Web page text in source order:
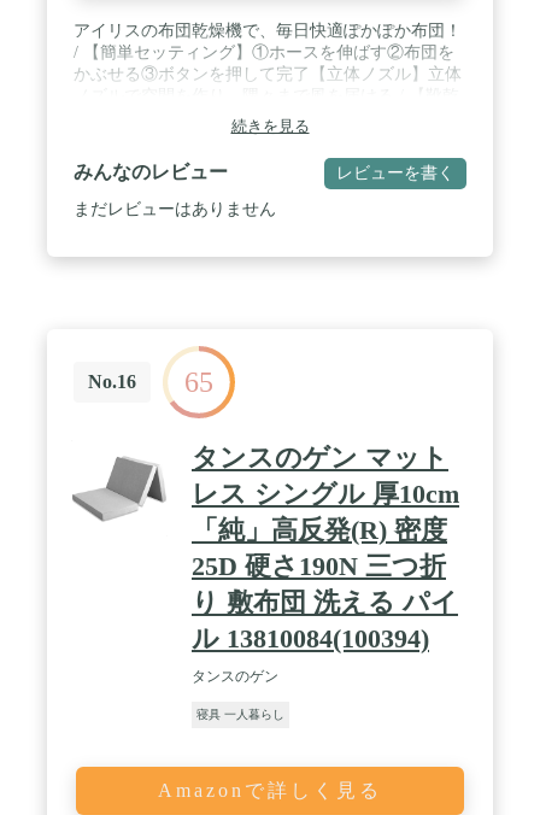
アイリスの布団乾燥機で、毎日快適ぽかぽか布団！
/ 【簡単セッティング】①ホースを伸ばす②布団を
かぶせる③ボタンを押して完了【立体ノズル】立体
燥】付属のアタッチメントで靴一足を一気に乾燥！
※革・合皮・ビニールの靴は「送風」にしてくださ
い。 / 【自動乾燥モード4種】①あたためモード：
冷えた布団を短時間であたため。寝る前の使用がお
すすめです。②冬モード:あったか温風仕上げ。布団
す。 / 【加熱されすぎない3種の安全装置】①温度
センサー：温度を測定してデータを提供する機能。
②サーモスタット：設定温度より高くなりすぎると
電源をカットする機能。③温度ヒューズ：発熱を感
知して保護する機能
続きを見る
みんなのレビュー レビューを書く
まだレビューはありません
No.16 65
タンスのゲン マット
レス シングル 厚10cm
「純」高反発(R) 密度
25D 硬さ190N 三つ折
り 敷布団 洗える パイ
ル 13810084(100394)
タンスのゲン
寝具 一人暮らし
Amazonで詳しく見る